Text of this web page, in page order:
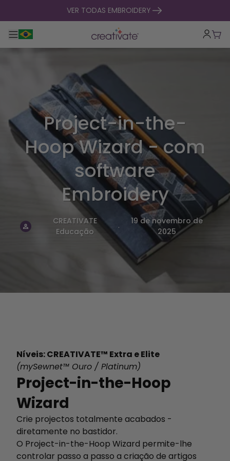
saltar para o conteúdoVER TODAS EMBROIDERY
Alternar entre navegação principal
Project-in-the-
Hoop Wizard - com
software
Embroidery
CREATIVATE
Educação
.
19 de novembro de
2025
Níveis: CREATIVATE™ Extra e Elite
(mySewnet™ Ouro / Platinum)
Project-in-the-Hoop
Wizard
Crie projectos totalmente acabados -
diretamente no bastidor.
O Project-in-the-Hoop Wizard permite-lhe
controlar passo a passo a criação de artigos